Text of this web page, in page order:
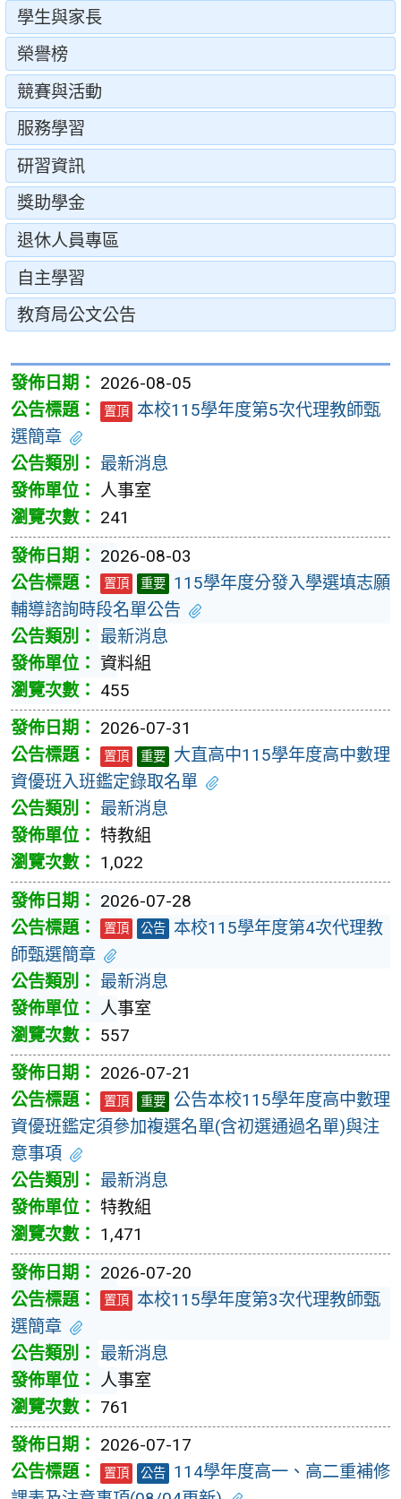
學生與家長
榮譽榜
競賽與活動
服務學習
研習資訊
獎助學金
退休人員專區
自主學習
教育局公文公告
2026-08-05
置頂 本校115學年度第5次代理教師甄
選簡章
最新消息
人事室
241
2026-08-03
置頂 重要 115學年度分發入學選填志願
輔導諮詢時段名單公告
最新消息
資料組
455
2026-07-31
置頂 重要 大直高中115學年度高中數理
資優班入班鑑定錄取名單
最新消息
特教組
1,022
2026-07-28
置頂 公告 本校115學年度第4次代理教
師甄選簡章
最新消息
人事室
557
2026-07-21
置頂 重要 公告本校115學年度高中數理
資優班鑑定須參加複選名單(含初選通過名單)與注
意事項
最新消息
特教組
1,471
2026-07-20
置頂 本校115學年度第3次代理教師甄
選簡章
最新消息
人事室
761
2026-07-17
置頂 公告 114學年度高一、高二重補修